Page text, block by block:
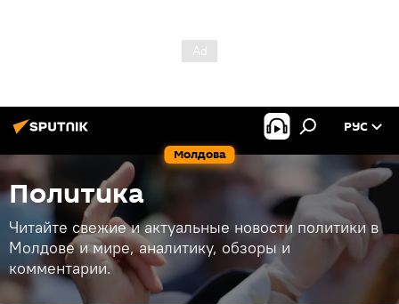
Молдова
РУС
Политика
Читайте свежие и актуальные новости политики в
Молдове и мире, аналитику, обзоры и
комментарии.